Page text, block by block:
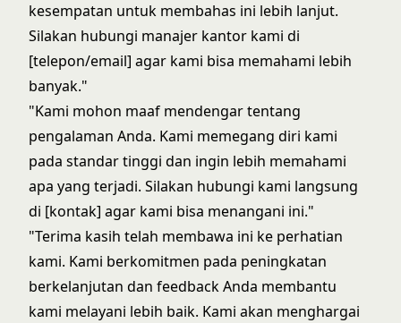
kesempatan untuk membahas ini lebih lanjut.
Silakan hubungi manajer kantor kami di
[telepon/email] agar kami bisa memahami lebih
banyak."
"Kami mohon maaf mendengar tentang
pengalaman Anda. Kami memegang diri kami
pada standar tinggi dan ingin lebih memahami
apa yang terjadi. Silakan hubungi kami langsung
di [kontak] agar kami bisa menangani ini."
"Terima kasih telah membawa ini ke perhatian
kami. Kami berkomitmen pada peningkatan
berkelanjutan dan feedback Anda membantu
kami melayani lebih baik. Kami akan menghargai